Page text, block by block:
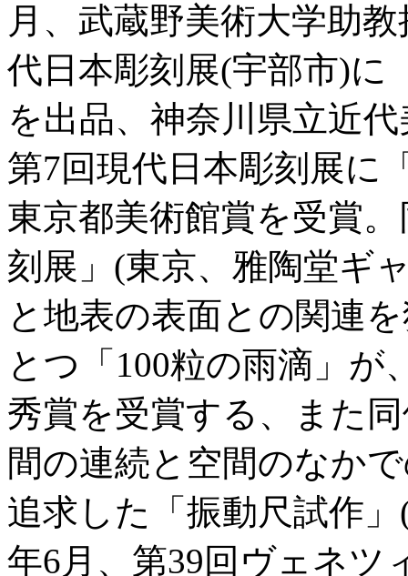
月、武蔵野美術大学助
代日本彫刻展(宇部市)に
を出品、神奈川県立近
第7回現代日本彫刻展に
東京都美術館賞を受賞
刻展」(東京、雅陶堂ギ
と地表の表面との関連
とつ「100粒の雨滴」が
秀賞を受賞する、また
間の連続と空間のなか
追求した「振動尺試作
年6月、第39回ヴェネツ